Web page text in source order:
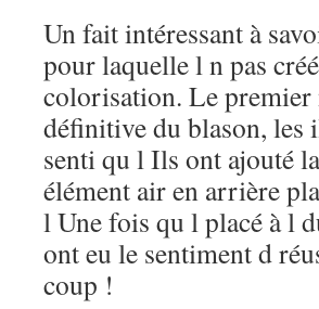
Un fait intéressant à
pour laquelle l n pas
colorisation. Le premier
définitive du blason, les
senti qu l Ils ont ajouté
élément air en arrière
l Une fois qu l placé à l
ont eu le sentiment d
coup !